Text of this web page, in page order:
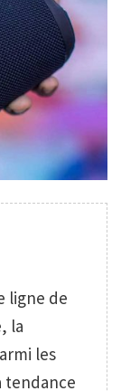
ligne de
la
les
tendance